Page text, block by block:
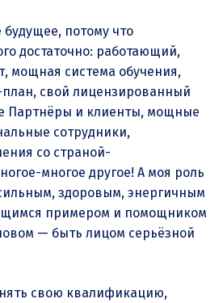
потому что
достаточно: работающий,
мощная система обучения,
свой лицензированный
Партнёры и клиенты, мощные
сотрудники,
со страной-
многое другое! А моя роль
здоровым, энергичным
примером и помощником
— быть лицом серьёзной
свою квалификацию,